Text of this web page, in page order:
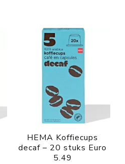
HEMA Koffiecups
decaf – 20 stuks Euro
5.49